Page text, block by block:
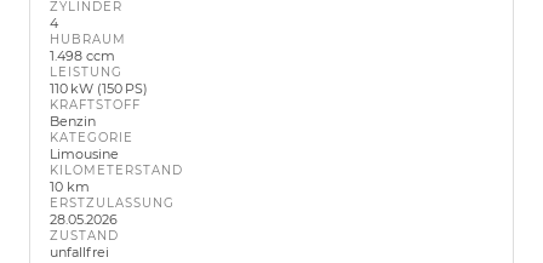
ZYLINDER
4
HUBRAUM
1.498 ccm
LEISTUNG
110 kW (150 PS)
KRAFTSTOFF
Benzin
KATEGORIE
Limousine
KILOMETERSTAND
10 km
ERSTZULASSUNG
28.05.2026
ZUSTAND
unfallfrei